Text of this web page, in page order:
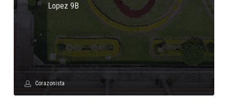
Lopez 9B
Corazonista